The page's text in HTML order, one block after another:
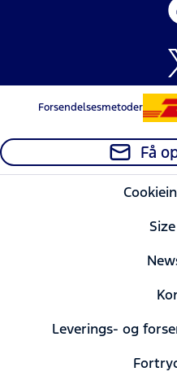
Forsendelsesmetoder
Få
Leverings- og